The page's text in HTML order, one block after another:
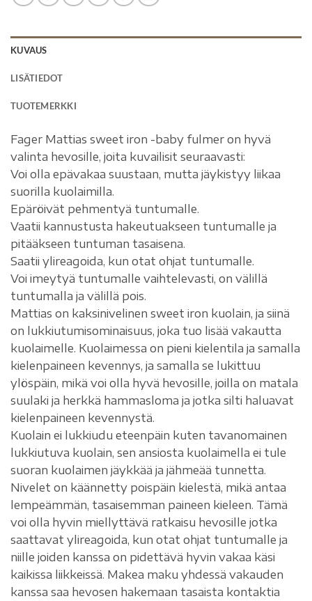
KUVAUS
LISÄTIEDOT
TUOTEMERKKI
Fager Mattias sweet iron -baby fulmer on hyvä
valinta hevosille, joita kuvailisit seuraavasti:
Voi olla epävakaa suustaan, mutta jäykistyy liikaa
suorilla kuolaimilla.
Epäröivät pehmentyä tuntumalle.
Vaatii kannustusta hakeutuakseen tuntumalle ja
pitääkseen tuntuman tasaisena.
Saatii ylireagoida, kun otat ohjat tuntumalle.
Voi imeytyä tuntumalle vaihtelevasti, on välillä
tuntumalla ja välillä pois.
Mattias on kaksinivelinen sweet iron kuolain, ja siinä
on lukkiutumisominaisuus, joka tuo lisää vakautta
kuolaimelle. Kuolaimessa on pieni kielentila ja samalla
kielenpaineen kevennys, ja samalla se lukittuu
ylöspäin, mikä voi olla hyvä hevosille, joilla on matala
suulaki ja herkkä hammasloma ja jotka silti haluavat
kielenpaineen kevennystä.
Kuolain ei lukkiudu eteenpäin kuten tavanomainen
lukkiutuva kuolain, sen ansiosta kuolaimella ei tule
suoran kuolaimen jäykkää ja jähmeää tunnetta.
Nivelet on käännetty poispäin kielestä, mikä antaa
lempeämmän, tasaisemman paineen kieleen. Tämä
voi olla hyvin miellyttävä ratkaisu hevosille jotka
saattavat ylireagoida, kun otat ohjat tuntumalle ja
niille joiden kanssa on pidettävä hyvin vakaa käsi
kaikissa liikkeissä. Makea maku yhdessä vakauden
kanssa saa hevosen hakemaan tasaista kontaktia